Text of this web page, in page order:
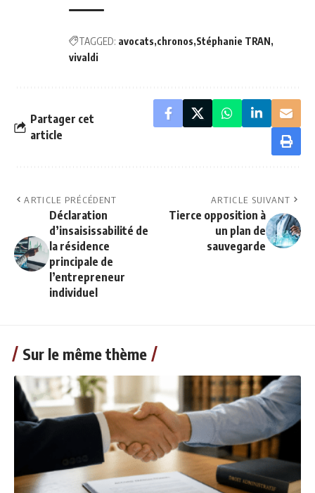
TAGGED: avocats chronos Stéphanie TRAN
vivaldi
Partager cet
article
ARTICLE PRÉCÉDENT
Déclaration
d’insaisissabilité de
la résidence
principale de
l’entrepreneur
individuel
ARTICLE SUIVANT
Tierce opposition à
un plan de
sauvegarde
Sur le même thème